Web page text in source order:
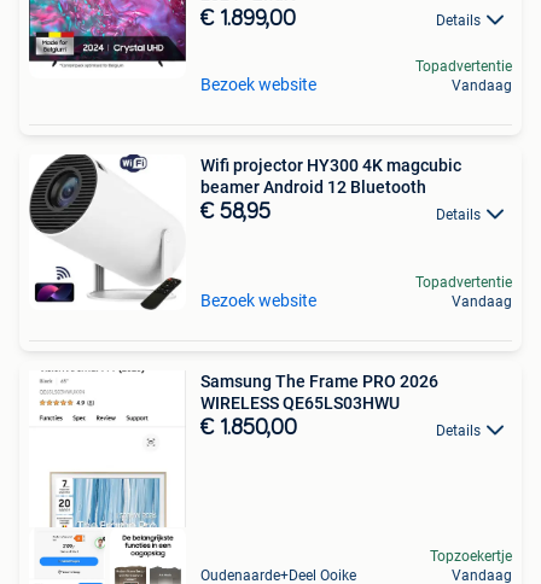
€ 1.899,00 Details
Bezoek website
Topadvertentie
Vandaag
Wifi projector HY300 4K magcubic
beamer Android 12 Bluetooth
€ 58,95 Details
Bezoek website
Topadvertentie
Vandaag
Samsung The Frame PRO 2026
WIRELESS QE65LS03HWU
€ 1.850,00 Details
Oudenaarde+Deel Ooike
Topzoekertje
Vandaag